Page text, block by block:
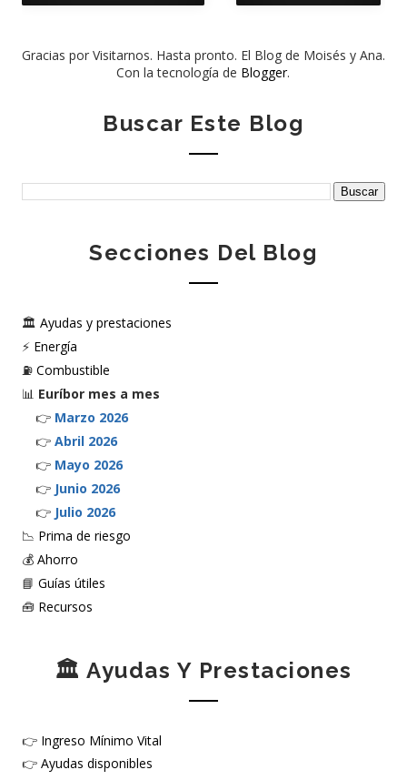
Gracias por Visitarnos. Hasta pronto. El Blog de Moisés y Ana.
Con la tecnología de Blogger.
Buscar Este Blog
Secciones Del Blog
🏛️ Ayudas y prestaciones
⚡ Energía
⛽ Combustible
📊 Euríbor mes a mes
👉 Marzo 2026
👉 Abril 2026
👉 Mayo 2026
👉 Junio 2026
👉 Julio 2026
📉 Prima de riesgo
💰 Ahorro
📘 Guías útiles
🧰 Recursos
🏛️ Ayudas Y Prestaciones
👉 Ingreso Mínimo Vital
👉 Ayudas disponibles